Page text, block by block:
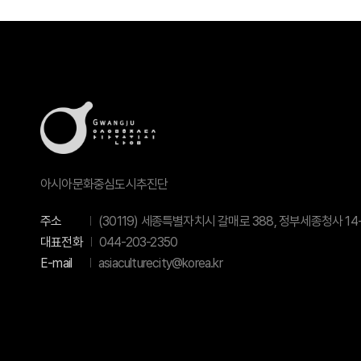
아시아문화중심도시추진단
주소
(30119) 세종특별자치시 갈매로 388, 정부세종청사
대표전화
044-203-2350
E-mail
asiaculturecity@korea.kr